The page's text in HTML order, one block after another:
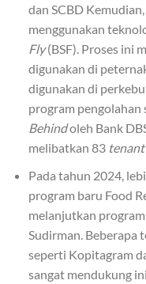
dan SCBD
menggunakan
Fly(BSF). Proses ini
digunakan di
digunakan di
program pengolahan
Behindoleh Bank
melibatkan 83 tenant
Pada tahun 2024,
program baru Food
melanjutkan
Sudirman. Beberapa
seperti Kopitagram
sangat mendukung